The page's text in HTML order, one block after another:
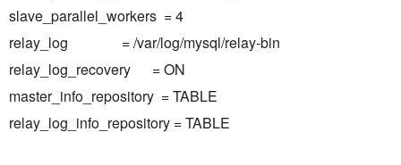
slave_parallel_workers = 4
relay_log = /var/log/mysql/relay-bin
relay_log_recovery = ON
master_info_repository = TABLE
relay_log_info_repository = TABLE